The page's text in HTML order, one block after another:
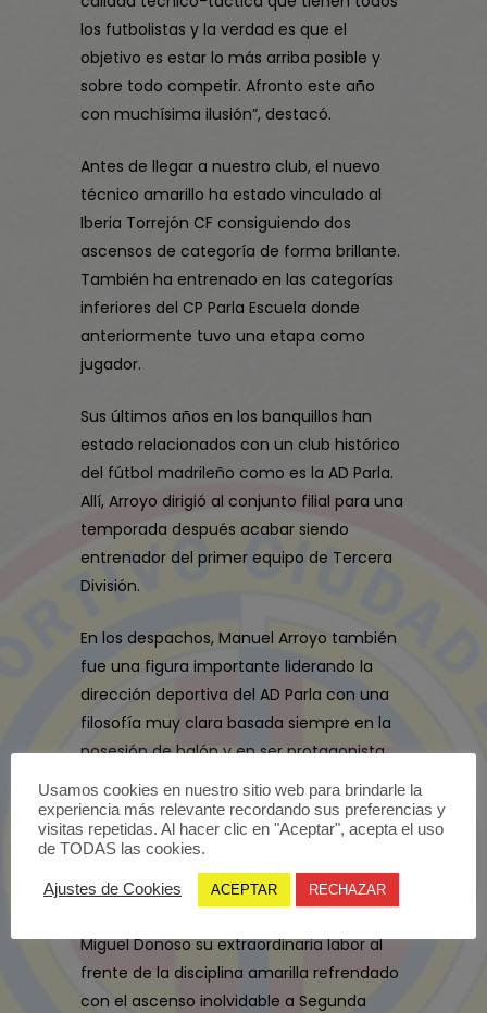
los futbolistas y la verdad es que el
objetivo es estar lo más arriba posible y
sobre todo competir. Afronto este año
con muchísima ilusión”, destacó.
Antes de llegar a nuestro club, el nuevo
técnico amarillo ha estado vinculado al
Iberia Torrejón CF consiguiendo dos
ascensos de categoría de forma brillante.
También ha entrenado en las categorías
inferiores del CP Parla Escuela donde
anteriormente tuvo una etapa como
jugador.
Sus últimos años en los banquillos han
estado relacionados con un club histórico
del fútbol madrileño como es la AD Parla.
Allí, Arroyo dirigió al conjunto filial para una
temporada después acabar siendo
entrenador del primer equipo de Tercera
División.
En los despachos, Manuel Arroyo también
fue una figura importante liderando la
dirección deportiva del AD Parla con una
filosofía muy clara basada siempre en la
posesión de balón y en ser protagonista
en cualquier campo de la Comunidad de
Madrid.
Con este gran fichaje en los banquillos
abrimos una nueva etapa en el Senior
Miguel Donoso su extraordinaria labor al
frente de la disciplina amarilla refrendado
con el ascenso inolvidable a Segunda
Usamos cookies en nuestro sitio web para brindarle la
experiencia más relevante recordando sus preferencias y
visitas repetidas. Al hacer clic en "Aceptar", acepta el uso
de TODAS las cookies.
Ajustes de Cookies ACEPTAR RECHAZAR